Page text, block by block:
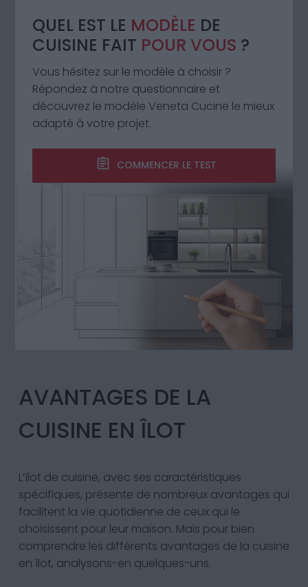
POURQUOI CHOISIR UN
ÎLOT DE CUISINE ITALIEN ?
Parmi les nombreuses options de cuisine
la cuisine en îlot est certainement la
plus élégante et la plus moderne. Pour obtenir un
excellent résultat, il faut utiliser des matériaux de
haute qualité et les meilleurs procédés pour les
travailler. Souvent, les meilleures cuisines du
marché sont précisément les cuisines italiennes,
qui garantissent l’origine des matériaux et leur
excellente exécution, assurant ainsi une durabilité
et une résistance maximales à l’usage.
AVANTAGES DE LA
CUISINE EN ÎLOT
L’îlot de cuisine, avec ses caractéristiques
spécifiques, présente de nombreux avantages qui
facilitent la vie quotidienne de ceux qui le
choisissent pour leur maison. Mais pour bien
comprendre les différents avantages de la cuisine
en îlot, analysons-en quelques-uns.
QUEL EST LE MODÈLE DE
CUISINE FAIT POUR VOUS ?
Vous hésitez sur le modèle à choisir ?
Répondez à notre questionnaire et
découvrez le modèle Veneta Cucine le mieux
adapté à votre projet.
COMMENCER LE TEST